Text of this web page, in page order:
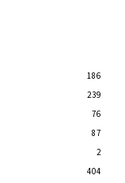
186
239
76
87
2
404